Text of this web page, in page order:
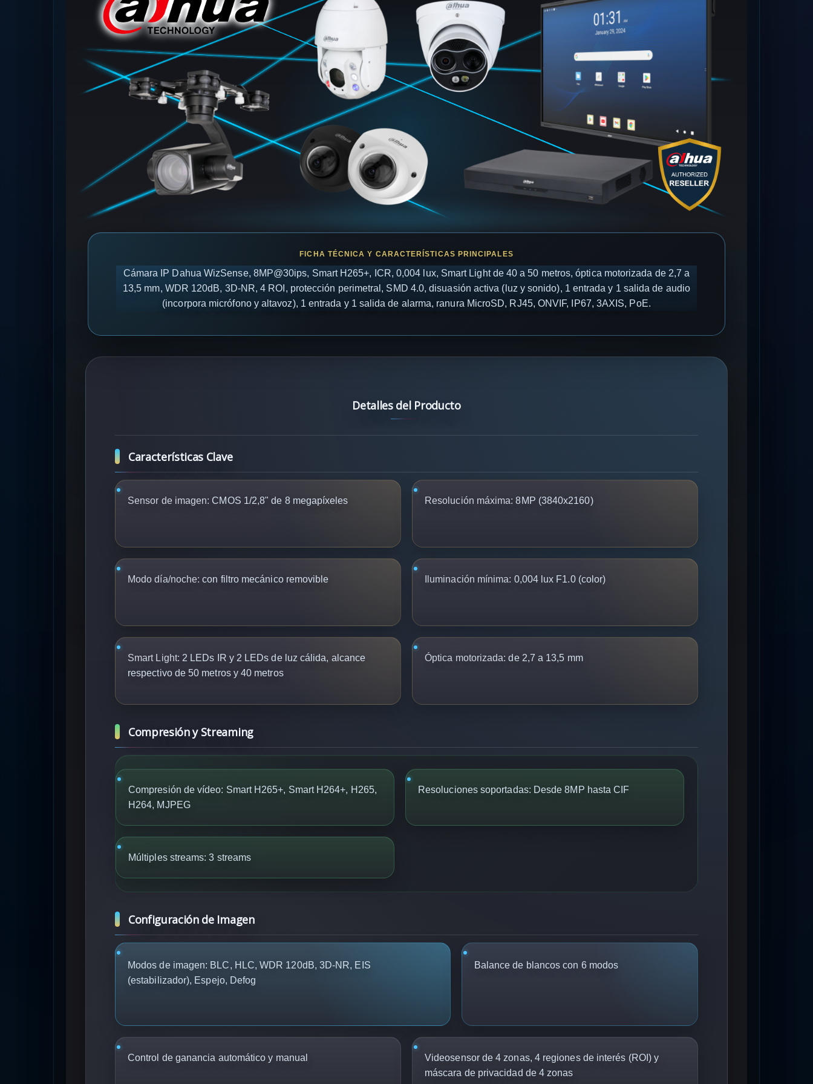
Cámara IP Dahua WizSense, 8MP@30ips, Smart H265+, ICR, 0,004 lux, Smart Light de 40 a 50 metros, óptica motorizada de 2,7 a
13,5 mm, WDR 120dB, 3D-NR, 4 ROI, protección perimetral, SMD 4.0, disuasión activa (luz y sonido), 1 entrada y 1 salida de audio
(incorpora micrófono y altavoz), 1 entrada y 1 salida de alarma, ranura MicroSD, RJ45, ONVIF, IP67, 3AXIS, PoE.
Detalles del Producto
Características Clave
Sensor de imagen: CMOS 1/2,8" de 8 megapíxeles Resolución máxima: 8MP (3840x2160)
Modo día/noche: con filtro mecánico removible Iluminación mínima: 0,004 lux F1.0 (color)
Smart Light: 2 LEDs IR y 2 LEDs de luz cálida, alcance
respectivo de 50 metros y 40 metros
Óptica motorizada: de 2,7 a 13,5 mm
Compresión y Streaming
Compresión de vídeo: Smart H265+, Smart H264+, H265,
H264, MJPEG
Resoluciones soportadas: Desde 8MP hasta CIF
Múltiples streams: 3 streams
Configuración de Imagen
Modos de imagen: BLC, HLC, WDR 120dB, 3D-NR, EIS
(estabilizador), Espejo, Defog
Balance de blancos con 6 modos
Control de ganancia automático y manual
Videosensor de 4 zonas, 4 regiones de interés (ROI) y
máscara de privacidad de 4 zonas